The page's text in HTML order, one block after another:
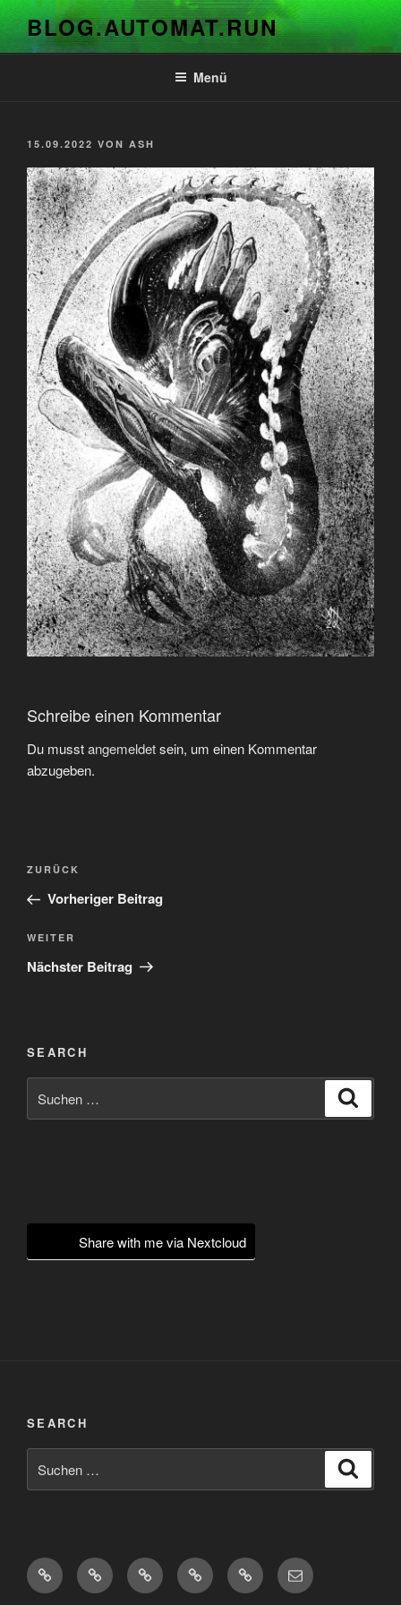
Zum
Inhalt
springen
BLOG.AUTOMAT.RUN
Menü
VERÖFFENTLICHT
15.09.2022 VON ASH
Schreibe einen Kommentar
Du musstangemeldetsein, um einen Kommentar
abzugeben.
Beitragsnavigation
Vorheriger
Beitrag
ZURÜCK
Vorheriger Beitrag
Nächster
Beitrag
WEITER
Nächster Beitrag
SEARCH
nach:
Share with me via Nextcloud
SEARCH
nach:
Diaspora*PixelfedPeertubeMastodonMatrix eMail